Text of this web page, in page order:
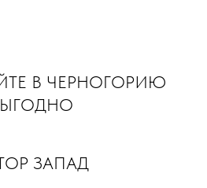
В ЧЕРНОГОРИЮ
ЗАПАД